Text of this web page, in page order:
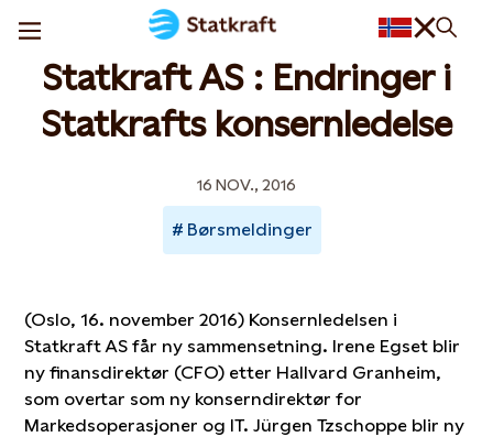
Statkraft AS : Endringer i
Statkrafts konsernledelse
16 NOV., 2016
Børsmeldinger
(Oslo, 16. november 2016) Konsernledelsen i
Statkraft AS får ny sammensetning. Irene Egset blir
ny finansdirektør (CFO) etter Hallvard Granheim,
som overtar som ny konserndirektør for
Markedsoperasjoner og IT. Jürgen Tzschoppe blir ny